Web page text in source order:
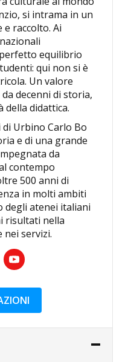
si intrama in un
raccolto. Ai
equilibrio
qui non si è
Un valore
decenni di storia,
della didattica.
di Urbino Carlo Bo
e di una grande
da
contempo
500 anni di
in molti ambiti
degli atenei italiani
risultati nella
nei servizi.